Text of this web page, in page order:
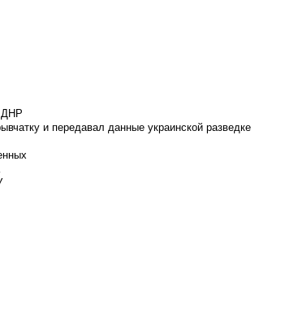
ДНР
и передавал данные украинской разведке